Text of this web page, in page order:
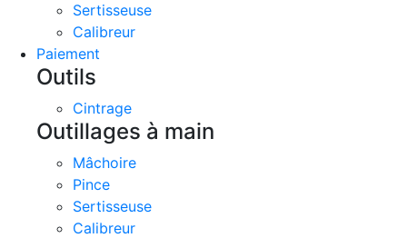
Sertisseuse
Calibreur
Paiement
Outils
Cintrage
Outillages à main
Mâchoire
Pince
Sertisseuse
Calibreur